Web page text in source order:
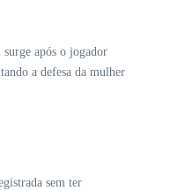
após o jogador
a defesa da mulher
sem ter